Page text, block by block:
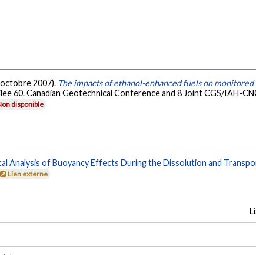
2007). The impacts of ethanol-enhanced fuels on
60. Canadian Geotechnical Conference and 8 Joint CGS/IAH-
disponible
Analysis of Buoyancy Effects During the Dissolution and
Lien externe